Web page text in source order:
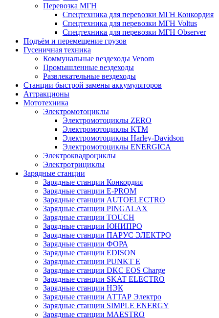
Перевозка МГН
Спецтехника для перевозки МГН Конкордия
Спецтехника для перевозки МГН Voltus
Спецтехника для перевозки МГН Observer
Подъём и перемещение грузов
Гусеничная техника
Коммунальные вездеходы Venom
Промышленные вездеходы
Развлекательные вездеходы
Станции быстрой замены аккумуляторов
Аттракционы
Мототехника
Электромотоциклы
Электромотоциклы ZERO
Электромотоциклы KTM
Электромотоциклы Harley-Davidson
Электромотоциклы ENERGICA
Электроквадроциклы
Электротрициклы
Зарядные станции
Зарядные станции Конкордия
Зарядные станции E-PROM
Зарядные станции AUTOELECTRO
Зарядные станции PINGALAX
Зарядные станции TOUCH
Зарядные станции ЮНИПРО
Зарядные станции ПАРУС ЭЛЕКТРО
Зарядные станции ФОРА
Зарядные станции EDISON
Зарядные станции PUNKT E
Зарядные станции DKC EOS Charge
Зарядные станции SKAT ELECTRO
Зарядные станции НЭК
Зарядные станции АТТАР Электро
Зарядные станции SIMPLE ENERGY
Зарядные станции MAESTRO